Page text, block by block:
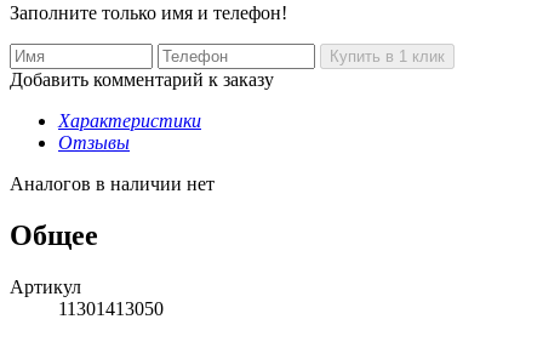
Заполните только имя и телефон!
Добавить комментарий к заказу
Характеристики
Отзывы
Аналогов в наличии нет
Общее
Артикул
11301413050